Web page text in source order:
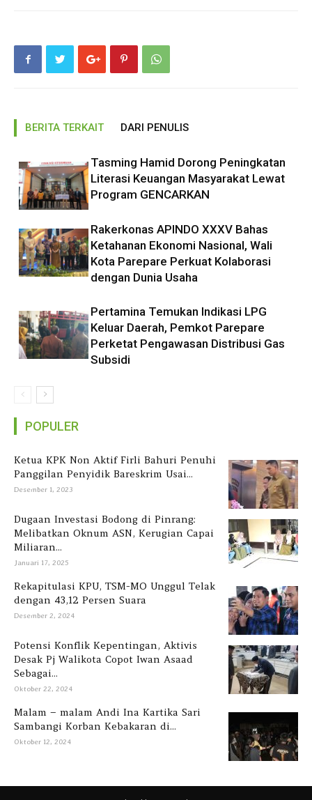
BERITA TERKAIT DARI PENULIS
Tasming Hamid Dorong Peningkatan
Literasi Keuangan Masyarakat Lewat
Program GENCARKAN
Rakerkonas APINDO XXXV Bahas
Ketahanan Ekonomi Nasional, Wali
Kota Parepare Perkuat Kolaborasi
dengan Dunia Usaha
Pertamina Temukan Indikasi LPG
Keluar Daerah, Pemkot Parepare
Perketat Pengawasan Distribusi Gas
Subsidi
POPULER
Ketua KPK Non Aktif Firli Bahuri Penuhi
Panggilan Penyidik Bareskrim Usai...
Desember 1, 2023
Dugaan Investasi Bodong di Pinrang:
Melibatkan Oknum ASN, Kerugian Capai
Miliaran...
Januari 17, 2025
Rekapitulasi KPU, TSM-MO Unggul Telak
dengan 43,12 Persen Suara
Desember 2, 2024
Potensi Konflik Kepentingan, Aktivis
Desak Pj Walikota Copot Iwan Asaad
Sebagai...
Oktober 22, 2024
Malam – malam Andi Ina Kartika Sari
Sambangi Korban Kebakaran di...
Oktober 12, 2024